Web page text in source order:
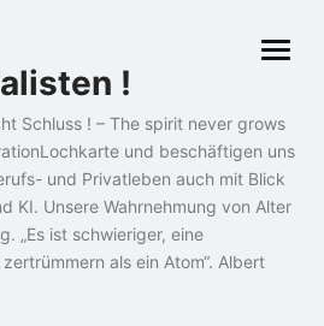
!
Schluss ! – The spirit never grows
und beschäftigen uns
und Privatleben auch mit Blick
KI. Unsere Wahrnehmung von Alter
„Es ist schwieriger, eine
als ein Atom“. Albert
open